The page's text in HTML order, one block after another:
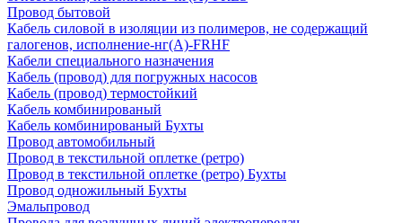
Провод бытовой
Кабель силовой в изоляции из полимеров, не содержащий
галогенов, исполнение-нг(А)-FRHF
Кабели специального назначения
Кабель (провод) для погружных насосов
Кабель (провод) термостойкий
Кабель комбинированый
Кабель комбинированый Бухты
Провод автомобильный
Провод в текстильной оплетке (ретро)
Провод в текстильной оплетке (ретро) Бухты
Провод одножильный Бухты
Эмальпровод